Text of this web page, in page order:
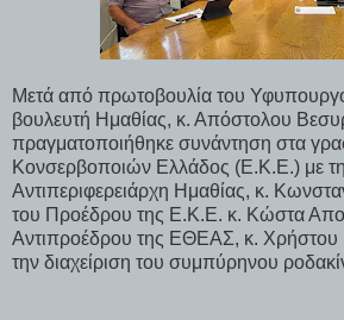
Μετά από πρωτοβουλία του
βουλευτή Ημαθίας, κ. Απόστολου
πραγματοποιήθηκε συνάντηση στα
Κονσερβοποιών Ελλάδος (Ε.Κ.Ε.) με
Αντιπεριφερειάρχη Ημαθίας, κ.
του Προέδρου της Ε.Κ.Ε. κ. Κώστα
Αντιπροέδρου της ΕΘΕΑΣ, κ. Χρήστου
την διαχείριση του συμπύρηνου